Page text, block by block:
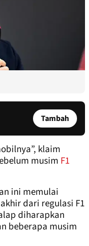
Tambah
klaim
musim F1
ini memulai
dari regulasi F1
diharapkan
beberapa musim